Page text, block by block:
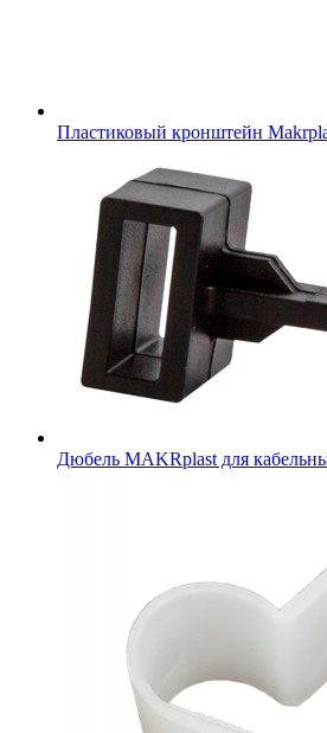
Пластиковый кронштейн
Дюбель MAKRplast для